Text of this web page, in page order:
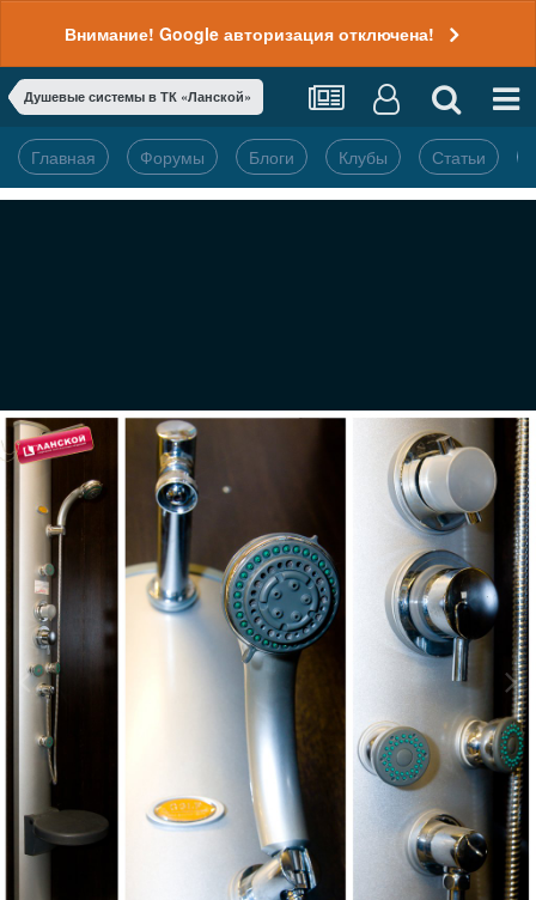
Внимание! Google авторизация отключена!
Душевые системы в ТК «Ланской»
Главная Форумы Блоги Клубы Статьи